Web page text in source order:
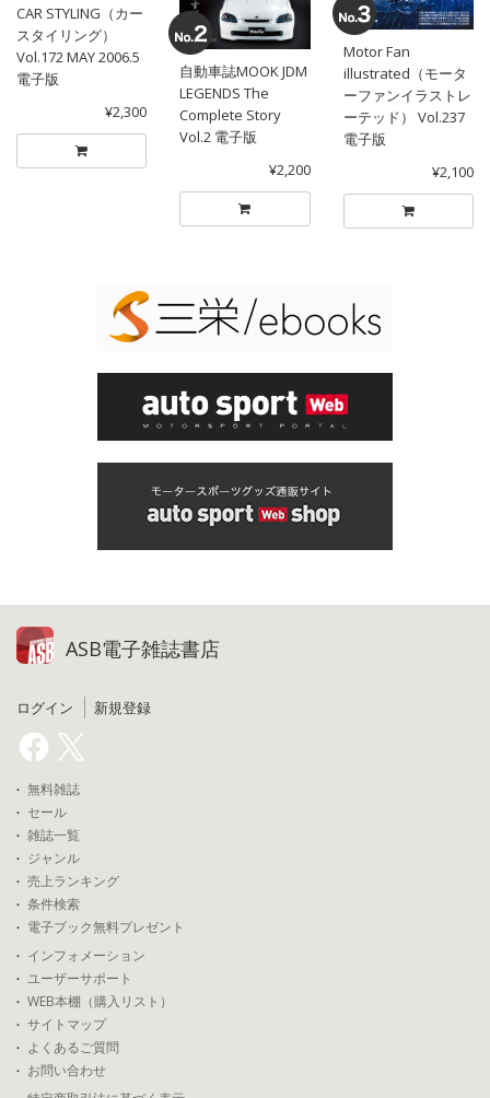
CAR STYLING（カー
スタイリング）
Vol.172 MAY 2006.5
電子版
¥2,300
自動車誌MOOK JDM
LEGENDS The
Complete Story
Vol.2 電子版
¥2,200
Motor Fan
illustrated（モータ
ーファンイラストレ
ーテッド） Vol.237
電子版
¥2,100
ASB電子雑誌書店
ログイン 新規登録
無料雑誌
セール
雑誌一覧
ジャンル
売上ランキング
条件検索
電子ブック無料プレゼント
インフォメーション
ユーザーサポート
WEB本棚（購入リスト）
サイトマップ
よくあるご質問
お問い合わせ